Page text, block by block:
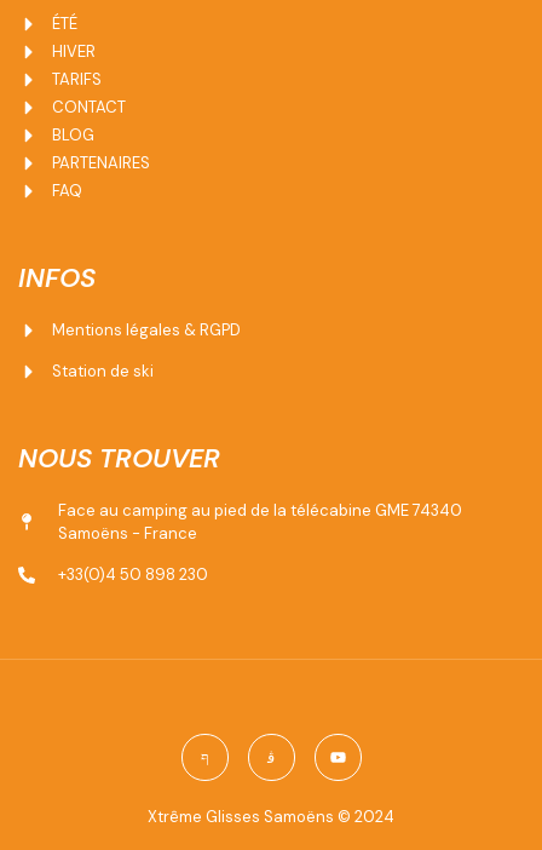
ÉTÉ
HIVER
TARIFS
CONTACT
BLOG
PARTENAIRES
FAQ
INFOS
Mentions légales & RGPD
Station de ski
NOUS TROUVER
Face au camping au pied de la télécabine GME 74340
Samoëns - France
+33(0)4 50 898 230
Xtrême Glisses Samoëns © 2024